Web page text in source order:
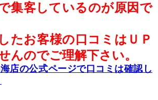
集客しているのが原因で
たお客様の口コミはＵＰ
んのでご理解下さい。
店の公式ページで口コミは確認し